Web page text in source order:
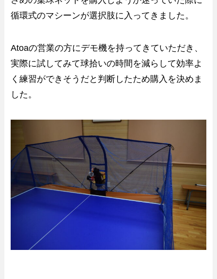
循環式のマシーンが選択肢に入ってきました。
Atoaの営業の方にデモ機を持ってきていただき、
実際に試してみて球拾いの時間を減らして効率よ
く練習ができそうだと判断したため購入を決めま
した。